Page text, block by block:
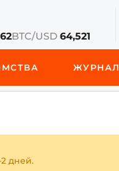
BTC/USD 64,521
ЖУРНАЛ
дней.